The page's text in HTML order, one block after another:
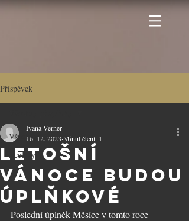
Příspěvek
Všechny příspěvky
Recepty
Letošní
Vánoce budou
úplňkové
Ivana Verner
16. 12. 2023 Minut čtení: 1
Poslední úplněk Měsíce v tomto roce